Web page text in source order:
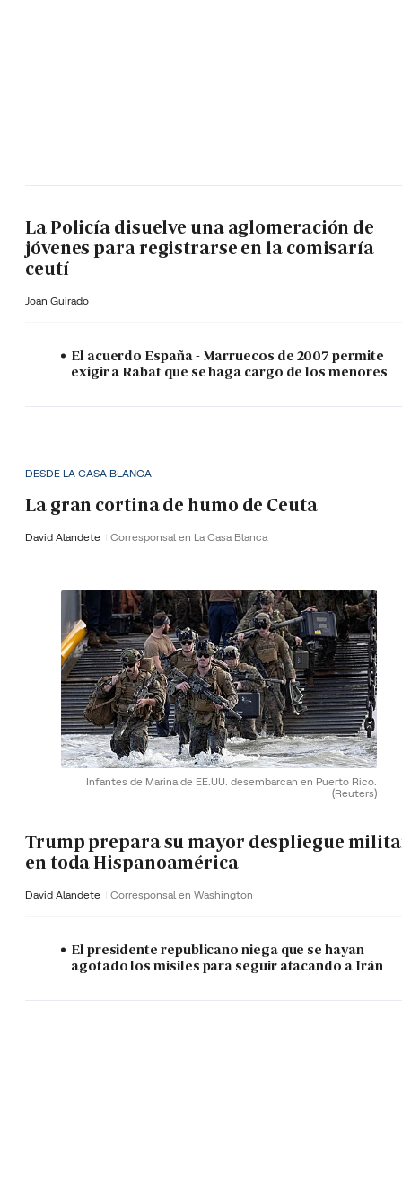
La Policía disuelve una aglomeración de
jóvenes para registrarse en la comisaría
ceutí
Joan Guirado
El acuerdo España - Marruecos de 2007 permite
exigir a Rabat que se haga cargo de los menores
DESDE LA CASA BLANCA
La gran cortina de humo de Ceuta
David Alandete Corresponsal en La Casa Blanca
Infantes de Marina de EE.UU. desembarcan en Puerto Rico.
(Reuters)
Trump prepara su mayor despliegue
en toda Hispanoamérica
David Alandete Corresponsal en Washington
El presidente republicano niega que se hayan
agotado los misiles para seguir atacando a Irán